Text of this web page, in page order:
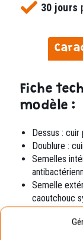
30 jours
Fiche
modèle :
Dessus :
Doublure :
Semelles
Semelle
caoutchouc